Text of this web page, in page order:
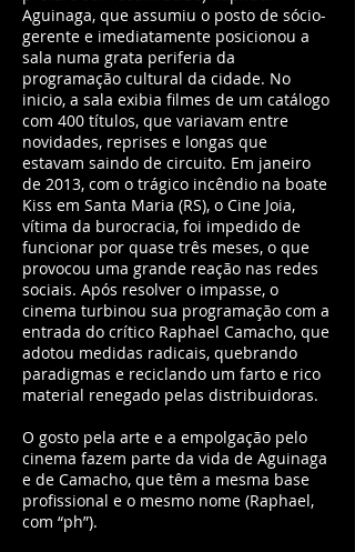
Aguinaga, que assumiu o posto de sócio-
gerente e imediatamente posicionou a
sala numa grata periferia da
programação cultural da cidade. No
inicio, a sala exibia filmes de um catálogo
com 400 títulos, que variavam entre
novidades, reprises e longas que
estavam saindo de circuito. Em janeiro
de 2013, com o trágico incêndio na boate
Kiss em Santa Maria (RS), o Cine Joia,
vítima da burocracia, foi impedido de
funcionar por quase três meses, o que
provocou uma grande reação nas redes
sociais. Após resolver o impasse, o
cinema turbinou sua programação com a
entrada do crítico Raphael Camacho, que
adotou medidas radicais, quebrando
paradigmas e reciclando um farto e rico
material renegado pelas distribuidoras.
O gosto pela arte e a empolgação pelo
cinema fazem parte da vida de Aguinaga
e de Camacho, que têm a mesma base
profissional e o mesmo nome (Raphael,
com “ph”).